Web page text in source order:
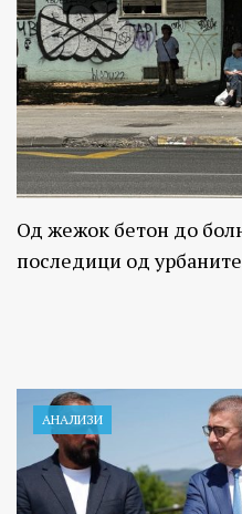
Од жежок бетон до
последици од
АНАЛИЗИ